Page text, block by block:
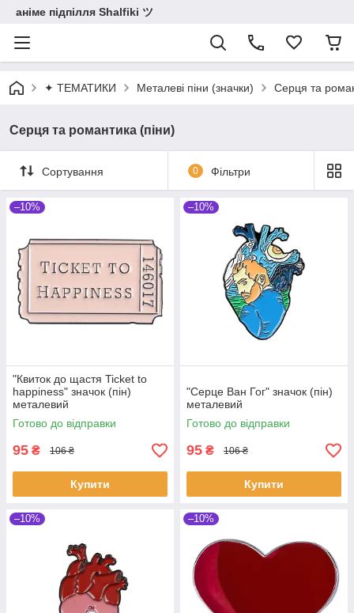
аніме підпілля Shalfiki ツ
✦ ТЕМАТИКИ Металеві піни (значки) Серця та
Серця та романтика (піни)
Сортування 0 Фільтри
–10%
"Квиток до щастя Ticket to
happiness" значок (пін)
металевий
Готово до відправки
95 ₴ 106 ₴
Купити
–10%
"Серце Ван Гог" значок (пін)
металевий
Готово до відправки
95 ₴ 106 ₴
Купити
–10% –10%